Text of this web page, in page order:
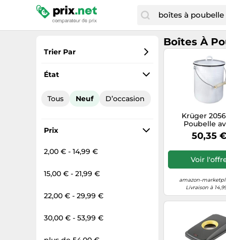
Trier Par
Préférés
Prix total
État
Tous Neuf D’occasion
Prix
2,00 € - 14,99 €
15,00 € - 21,99 €
22,00 € - 29,99 €
30,00 € - 53,99 €
Boîtes À
Krüger
Poubelle
Couvercle
Blanc 10 L
50,35 €
Voir
amazon-
Livraison à